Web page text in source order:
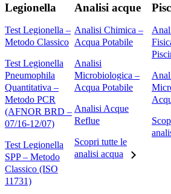
Legionella
Test Legionella –
Metodo Classico
Test Legionella
Pneumophila
Quantitativa –
Metodo PCR
(AFNOR BRD –
07/16-12/07)
Test Legionella
SPP – Metodo
Classico (ISO
11731)
Analisi acque
Analisi Chimica –
Acqua Potabile
Analisi
Microbiologica –
Acqua Potabile
Analisi Acque
Reflue
Scopri tutte le
analisi acqua